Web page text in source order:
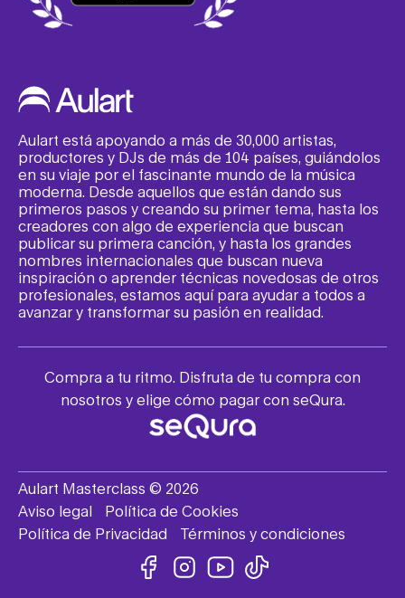
Aulart está apoyando a más de 30,000 artistas,
productores y DJs de más de 104 países, guiándolos
en su viaje por el fascinante mundo de la música
moderna. Desde aquellos que están dando sus
primeros pasos y creando su primer tema, hasta los
creadores con algo de experiencia que buscan
publicar su primera canción, y hasta los grandes
nombres internacionales que buscan nueva
inspiración o aprender técnicas novedosas de otros
profesionales, estamos aquí para ayudar a todos a
avanzar y transformar su pasión en realidad.
Compra a tu ritmo. Disfruta de tu compra con
nosotros y elige cómo pagar con seQura.
Aulart Masterclass © 2026
Aviso legal
Política de Cookies
Política de Privacidad
Términos y condiciones